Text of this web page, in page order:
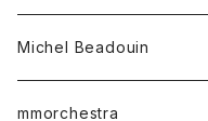
ポロシャツ
ロングスリーブTシャツ
ベルト
Michel Beadouin
トップス
mmorchestra